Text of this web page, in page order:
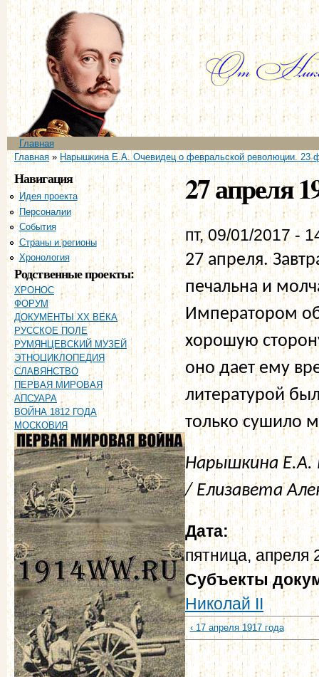
Главное меню
Главная
Вы здесь
Главная» Нарышкина Е.А. Очевидец о февральской революции. 23
Навигация
Идея проекта
Персоналии
События
Страны и регионы
Хронология
Родственные проекты:
ХРОНОС
ФОРУМ
ДОКУМЕНТЫ XX ВЕКА
РУССКОЕ ПОЛЕ
РУМЯНЦЕВСКИЙ МУЗЕЙ
ЭТНОЦИКЛОПЕДИЯ
СЛАВЯНСТВО
ПЕРВАЯ МИРОВАЯ
АПСУАРА
ВОЙНА 1812 ГОДА
МОСКОВИЯ
27 апреля
пт, 09/01/2017 -
27 апреля.
печальна и
Императором
хорошую
оно дает ему
литературой
только сушило
Нарышкина Е.А.
/ Елизавета
Дата:
пятница, апреля
Субъекты
Николай II
‹ 17 апреля 1917 года